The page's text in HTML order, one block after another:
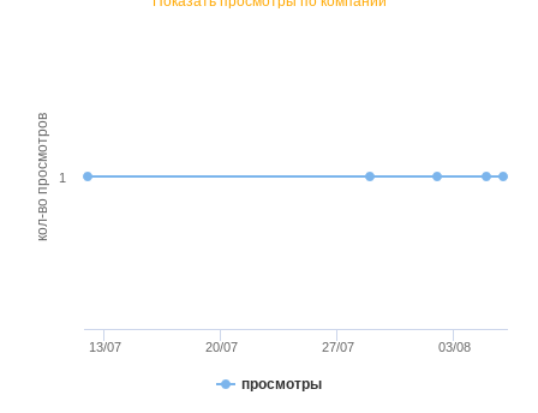
кол-во просмотров
просмотры
13/07 20/07 27/07 03/08
1